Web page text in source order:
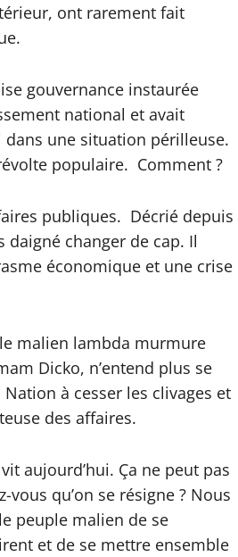
ont rarement fait
gouvernance instaurée
national et avait
dans une situation périlleuse.
populaire. Comment ?
publiques. Décrié depuis
daigné changer de cap. Il
économique et une crise
malien lambda murmure
Dicko, n’entend plus se
à cesser les clivages et
des affaires.
aujourd’hui. Ça ne peut pas
qu’on se résigne ? Nous
peuple malien de se
et de se mettre ensemble